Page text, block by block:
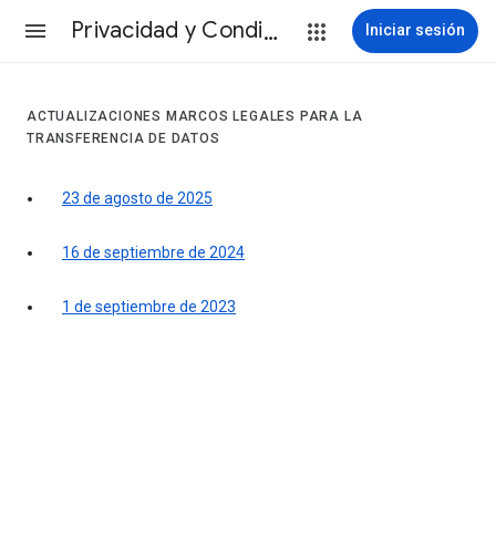
Privacidad y Condiciones Iniciar sesión
ACTUALIZACIONES MARCOS LEGALES PARA LA
TRANSFERENCIA DE DATOS
23 de agosto de 2025
16 de septiembre de 2024
1 de septiembre de 2023